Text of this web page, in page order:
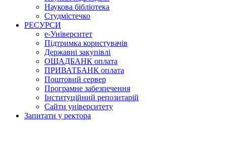
Наукова бібліотека
Студмістечко
РЕСУРСИ
е-Університет
Підтримка користувачів
Державні закупівлі
ОЩАДБАНК оплата
ПРИВАТБАНК оплата
Поштовий сервер
Програмне забезпечення
Інституційний репозитарій
Сайти університету
Запитати у ректора